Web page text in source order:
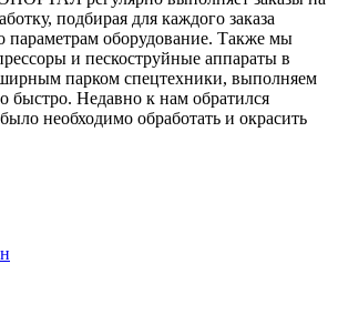
подбирая для каждого заказа
параметрам оборудование. Также мы
и пескоструйные аппараты в
парком спецтехники, выполняем
быстро. Недавно к нам обратился
необходимо обработать и окрасить